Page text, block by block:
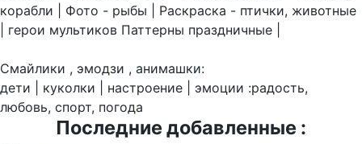
корабли | Фото - рыбы | Раскраска - птички, животные
| герои мультиков Паттерны праздничные |
Смайлики , эмодзи , анимашки:
дети | куколки | настроение | эмоции :радость,
любовь, спорт, погода
Последние добавленные :